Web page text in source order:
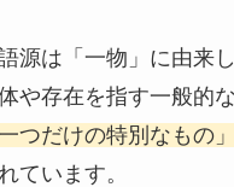
源は「一物」に由来し
や存在を指す一般的
一つだけの特別なもの」
ています。